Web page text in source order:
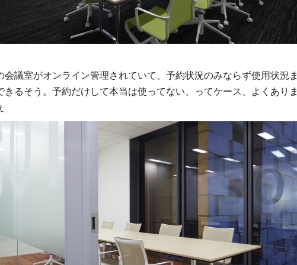
会議室がオンライン管理されていて、予約状況のみならず使用状況ま
きるそう。予約だけして本当は使ってない、ってケース、よくありま